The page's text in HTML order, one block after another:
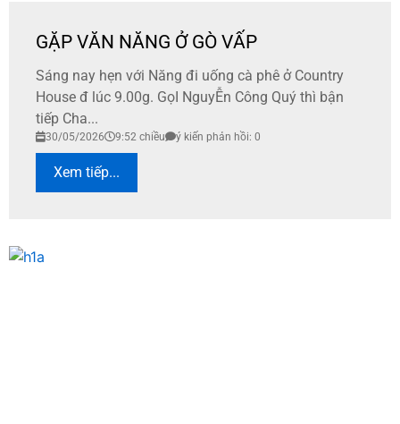
GẶP VĂN NĂNG Ở GÒ VẤP
Sáng nay hẹn với Năng đi uống cà phê ở Country
House đ lúc 9.00g. GọI NguyỄn Công Quý thì bận
tiếp Cha...
30/05/2026 9:52 chiều ý kiến phản hồi: 0
Xem tiếp...